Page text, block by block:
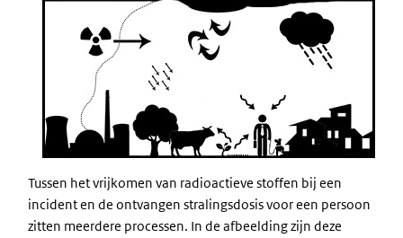
Tussen het vrijkomen van radioactieve stoffen bij een
incident en de ontvangen stralingsdosis voor een persoon
zitten meerdere processen. In de afbeelding zijn deze